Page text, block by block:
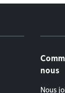
nous
Nous